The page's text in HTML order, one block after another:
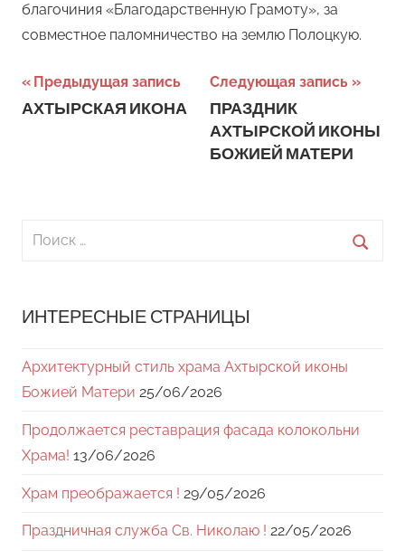
благочиния «Благодарственную Грамоту», за
совместное паломничество на землю Полоцкую.
Навигация
по
Предыдущая запись
АХТЫРСКАЯ ИКОНА
Следующая запись
ПРАЗДНИК
АХТЫРСКОЙ ИКОНЫ
БОЖИЕЙ МАТЕРИ
Поиск
ИНТЕРЕСНЫЕ СТРАНИЦЫ
Архитектурный стиль храма Ахтырской иконы
Божией Матери 25/06/2026
Продолжается реставрация фасада колокольни
Храма! 13/06/2026
Храм преображается ! 29/05/2026
Праздничная служба Св. Николаю ! 22/05/2026